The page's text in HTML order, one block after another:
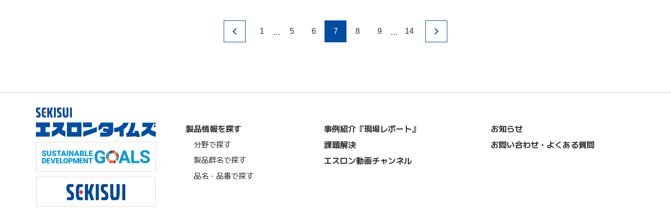
1 … 5 6 7 8 9 … 14
製品情報を探す
分野で探す
製品群名で探す
品名・品番で探す
事例紹介『現場レポート』
課題解決
エスロン動画チャンネル
お知らせ
お問い合わせ・よくある質問